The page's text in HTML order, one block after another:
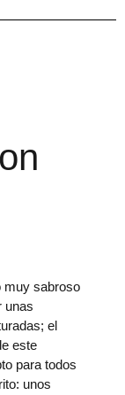
sabroso
unas
el
este
para todos
unos